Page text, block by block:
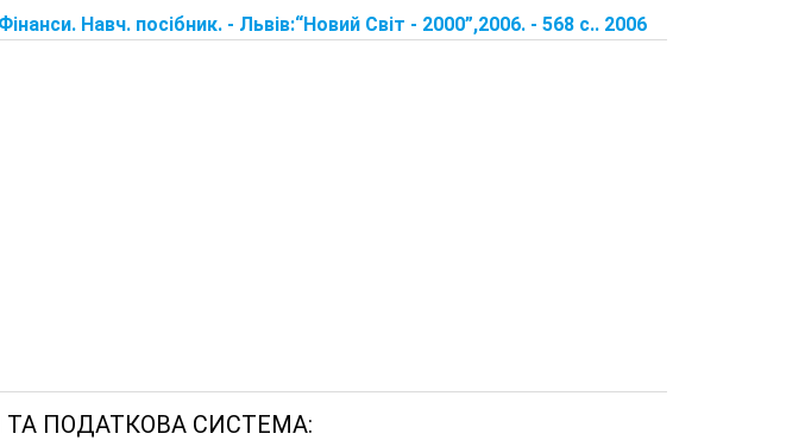
Навч. посібник. - Львів:“Новий Світ - 2000”,2006. - 568 с.. 2006
ТА ПОДАТКОВА СИСТЕМА: